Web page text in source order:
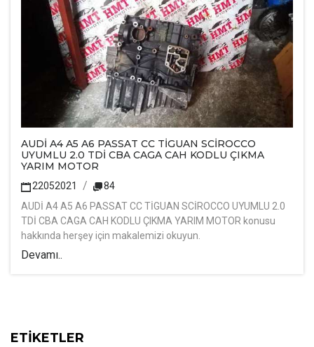
AUDİ A4 A5 A6 PASSAT CC TİGUAN SCİROCCO
UYUMLU 2.0 TDİ CBA CAGA CAH KODLU ÇIKMA
YARIM MOTOR
22052021
84
AUDİ A4 A5 A6 PASSAT CC TİGUAN SCİROCCO UYUMLU 2.0
TDİ CBA CAGA CAH KODLU ÇIKMA YARIM MOTOR konusu
hakkında herşey için makalemizi okuyun.
Devamı..
ETİKETLER